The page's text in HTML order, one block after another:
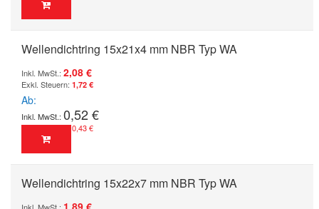
Wellendichtring 15x21x4 mm NBR Typ WA
2,08 €
1,72 €
Ab
0,52 €
0,43 €
Wellendichtring 15x22x7 mm NBR Typ WA
1,89 €